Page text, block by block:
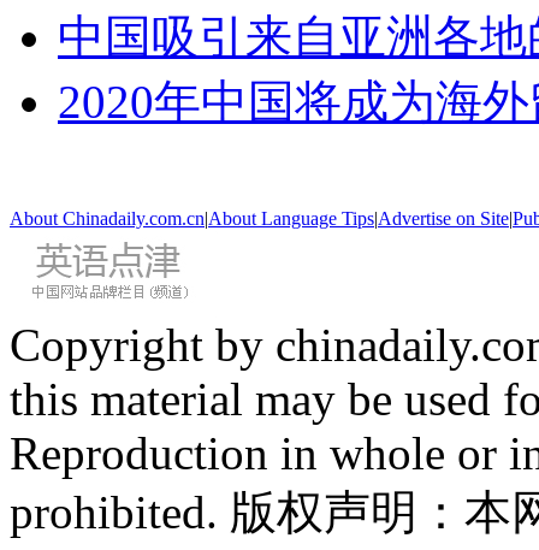
中国吸引来自亚洲各
2020年中国将成为海
About Chinadaily.com.cn|About Language Tips|Advertise on Site|
Copyright by
this material may be used
Reproduction in whole or
prohibited. 版权声明：